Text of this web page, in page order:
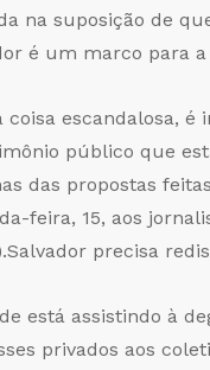
na suposição de
é um marco para a
coisa escandalosa,
público que
das propostas
feira, 15, aos
precisa
está assistindo à
privados aos